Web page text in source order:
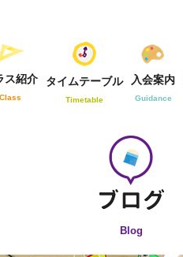
ス紹介
Class
タイムテーブル
Timetable
入会案内
Guidance
Blog